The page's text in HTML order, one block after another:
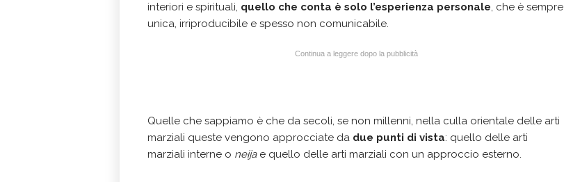
interiori e spirituali, quello che conta è solo l’esperienza personale, che è sempre
unica, irriproducibile e spesso non comunicabile.
Continua a leggere dopo la pubblicità
Quelle che sappiamo è che da secoli, se non millenni, nella culla orientale delle arti
marziali queste vengono approcciate da due punti di vista: quello delle arti
marziali interne o neijae quello delle arti marziali con un approccio esterno.